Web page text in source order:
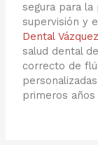
segura para
supervisión y
Dental
salud dental
correcto de
primeros años